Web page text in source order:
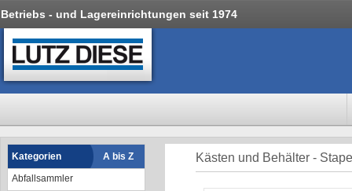
Betriebs - und Lagereinrichtungen seit 1974
Kategorien
A bis Z
Abfallsammler
Kästen und Behälter -